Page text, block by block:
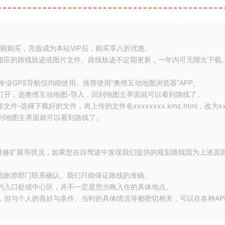
购买，充值成为本站VIP后，购买享八折优惠。
的路线轨迹或图片文件。路线轨迹不定期更新，一年内可无限次下载
GPS导航仪均能使用。推荐使用“奥维互动地图浏览器”APP。
，选奥维互动地图-导入，回到地图主界面就可以看到路线了。
文件-选择下载好的文件，将上传的文件名xxxxxxxx.kmz.html，改为
图主界面就可以看到路线了。
扩展等状况，如果您在自驾途中发现我们提供的规划路线因为上述原
游部门联系确认。我们只能保证路线的准确。
口处或中心区，并不一定是您当晚入住的具体地点。
与个人的喜好与条件、当时的具体情况等都密切相关，可以在各种